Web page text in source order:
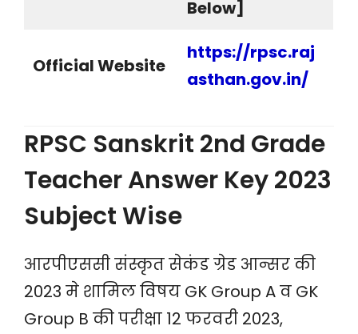
Below]
Official Website
https://rpsc.raj
asthan.gov.in/
RPSC Sanskrit 2nd Grade
Teacher Answer Key 2023
Subject Wise
आरपीएससी संस्कृत सेकंड ग्रेड आन्सर की
2023 मे शामिल विषय GK Group A व GK
Group B की परीक्षा 12 फरवरी 2023,